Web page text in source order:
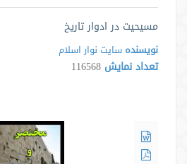
مسيحيت در ادوار تاريخ
نویسنده سایت نوار اسلام
تعداد نمایش 116568